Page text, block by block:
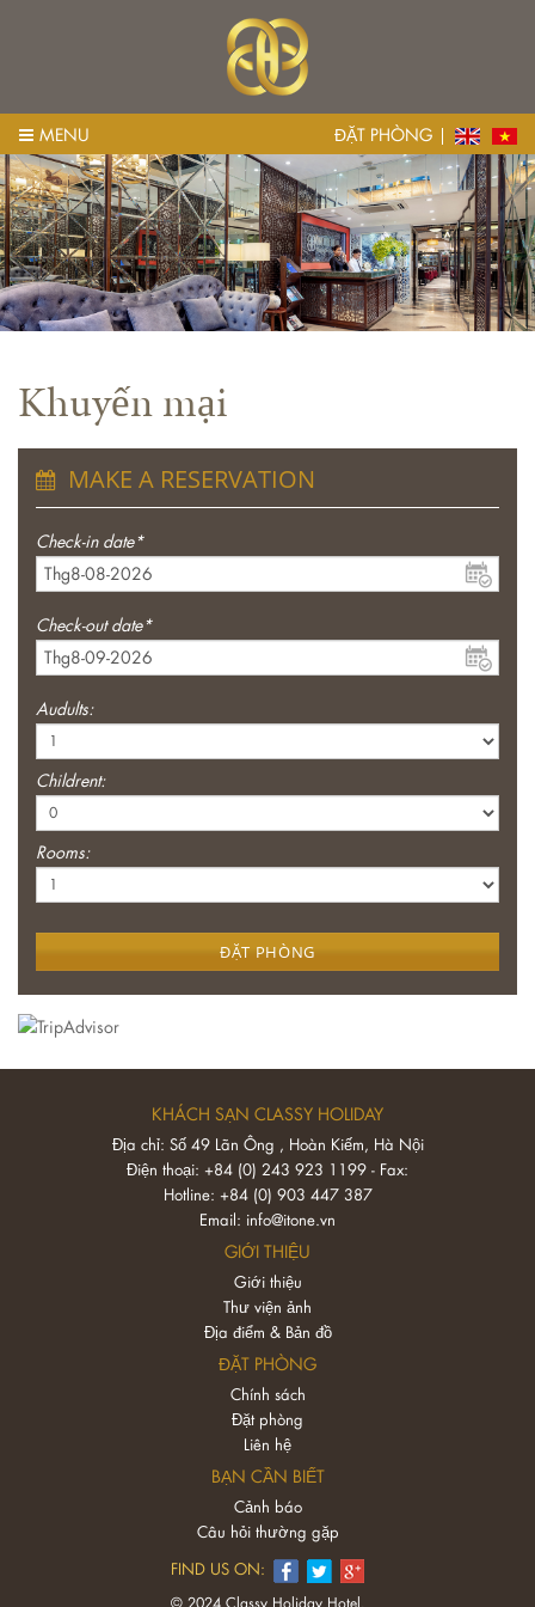
MENU ĐẶT PHÒNG
Khuyến mại
MAKE A RESERVATION
Check-in date*
Check-out date*
Audults:
Childrent:
Rooms:
ĐẶT PHÒNG
KHÁCH SẠN CLASSY HOLIDAY
Địa chỉ: Số 49 Lãn Ông , Hoàn Kiếm, Hà Nội
Điện thoại: +84 (0) 243 923 1199 - Fax:
Hotline: +84 (0) 903 447 387
Email: info@itone.vn
GIỚI THIỆU
Giới thiệu
Thư viện ảnh
Địa điểm & Bản đồ
ĐẶT PHÒNG
Chính sách
Đặt phòng
Liên hệ
BẠN CẦN BIẾT
Cảnh báo
Câu hỏi thường gặp
FIND US ON:
© 2024 Classy Holiday Hotel.